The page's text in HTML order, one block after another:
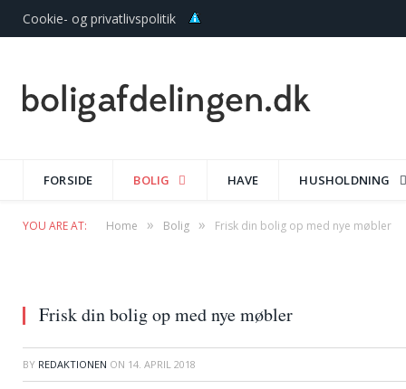
Cookie- og privatlivspolitik
FORSIDE BOLIG HAVE HUSHOLDNING
YOU ARE AT: Home » Bolig » Frisk din bolig op med nye møbler
Frisk din bolig op med nye møbler
BY REDAKTIONEN ON 14. APRIL 2018